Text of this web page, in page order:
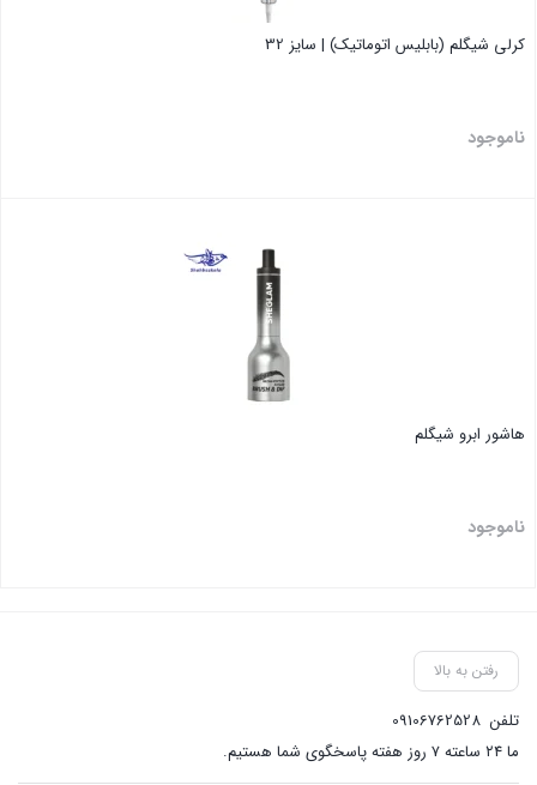
کرلی شیگلم (بابلیس اتوماتیک) | سایز 32
ناموجود
هاشور ابرو شیگلم
ناموجود
رفتن به بالا
تلفن 09106762528
ما ۲۴ ساعته ۷ روز هفته پاسخگوی شما هستیم.